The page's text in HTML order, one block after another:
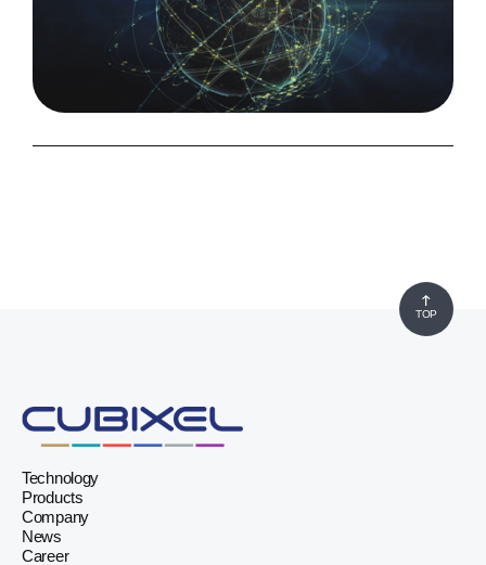
TOP
Technology
Products
Company
News
Career